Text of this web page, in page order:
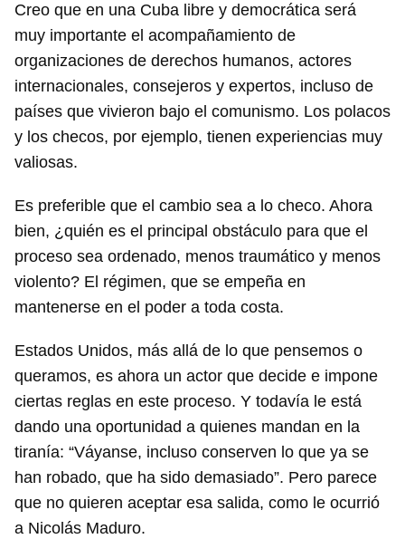
Creo que en una Cuba libre y democrática será
muy importante el acompañamiento de
organizaciones de derechos humanos, actores
internacionales, consejeros y expertos, incluso de
países que vivieron bajo el comunismo. Los polacos
y los checos, por ejemplo, tienen experiencias muy
valiosas.
Es preferible que el cambio sea a lo checo. Ahora
bien, ¿quién es el principal obstáculo para que el
proceso sea ordenado, menos traumático y menos
violento? El régimen, que se empeña en
mantenerse en el poder a toda costa.
Estados Unidos, más allá de lo que pensemos o
queramos, es ahora un actor que decide e impone
ciertas reglas en este proceso. Y todavía le está
dando una oportunidad a quienes mandan en la
tiranía: “Váyanse, incluso conserven lo que ya se
han robado, que ha sido demasiado”. Pero parece
que no quieren aceptar esa salida, como le ocurrió
a Nicolás Maduro.